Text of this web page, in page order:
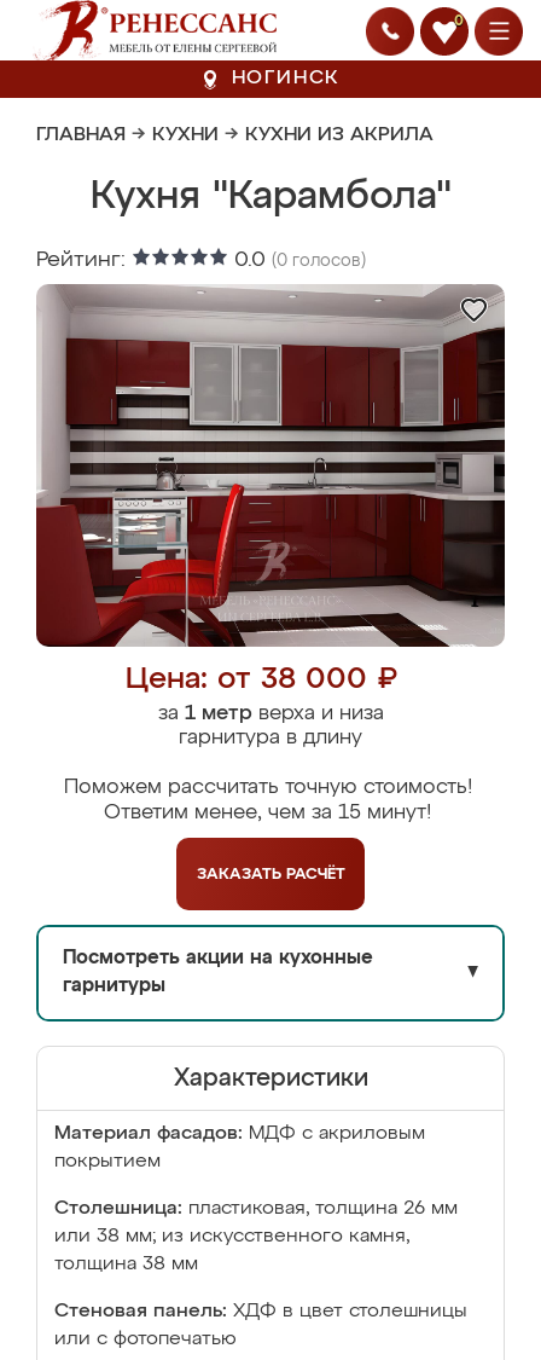
0
НОГИНСК
ГЛАВНАЯ → КУХНИ → КУХНИ ИЗ АКРИЛА
Кухня "Карамбола"
Рейтинг: 0.0 (0 голосов)
Цена: от 38 000 ₽
за 1 метрверха и низа
гарнитура в длину
Поможем рассчитать точную стоимость!
Ответим менее, чем за 15 минут!
ЗАКАЗАТЬ РАСЧЁТ
Посмотреть акции на кухонные
гарнитуры
▼
Характеристики
Материал фасадов: МДФ с акриловым
покрытием
Столешница: пластиковая, толщина 26 мм
или 38 мм; из искусственного камня,
толщина 38 мм
Стеновая панель: ХДФ в цвет столешницы
или с фотопечатью